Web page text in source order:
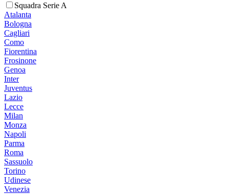
Squadra Serie A
Atalanta
Bologna
Cagliari
Como
Fiorentina
Frosinone
Genoa
Inter
Juventus
Lazio
Lecce
Milan
Monza
Napoli
Parma
Roma
Sassuolo
Torino
Udinese
Venezia